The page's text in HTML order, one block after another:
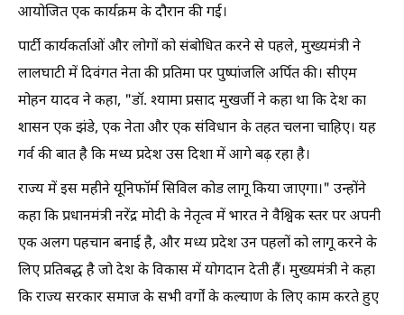
आयोजित एक कार्यक्रम के दौरान की गई।
पार्टी कार्यकर्ताओं और लोगों को संबोधित करने से पहले, मुख्यमंत्री ने
लालघाटी में दिवंगत नेता की प्रतिमा पर पुष्पांजलि अर्पित की। सीएम
मोहन यादव ने कहा, "डॉ. श्यामा प्रसाद मुखर्जी ने कहा था कि देश का
शासन एक झंडे, एक नेता और एक संविधान के तहत चलना चाहिए। यह
गर्व की बात है कि मध्य प्रदेश उस दिशा में आगे बढ़ रहा है।
राज्य में इस महीने यूनिफॉर्म सिविल कोड लागू किया जाएगा।" उन्होंने
कहा कि प्रधानमंत्री नरेंद्र मोदी के नेतृत्व में भारत ने वैश्विक स्तर पर अपनी
एक अलग पहचान बनाई है, और मध्य प्रदेश उन पहलों को लागू करने के
लिए प्रतिबद्ध है जो देश के विकास में योगदान देती हैं। मुख्यमंत्री ने कहा
कि राज्य सरकार समाज के सभी वर्गों के कल्याण के लिए काम करते हुए